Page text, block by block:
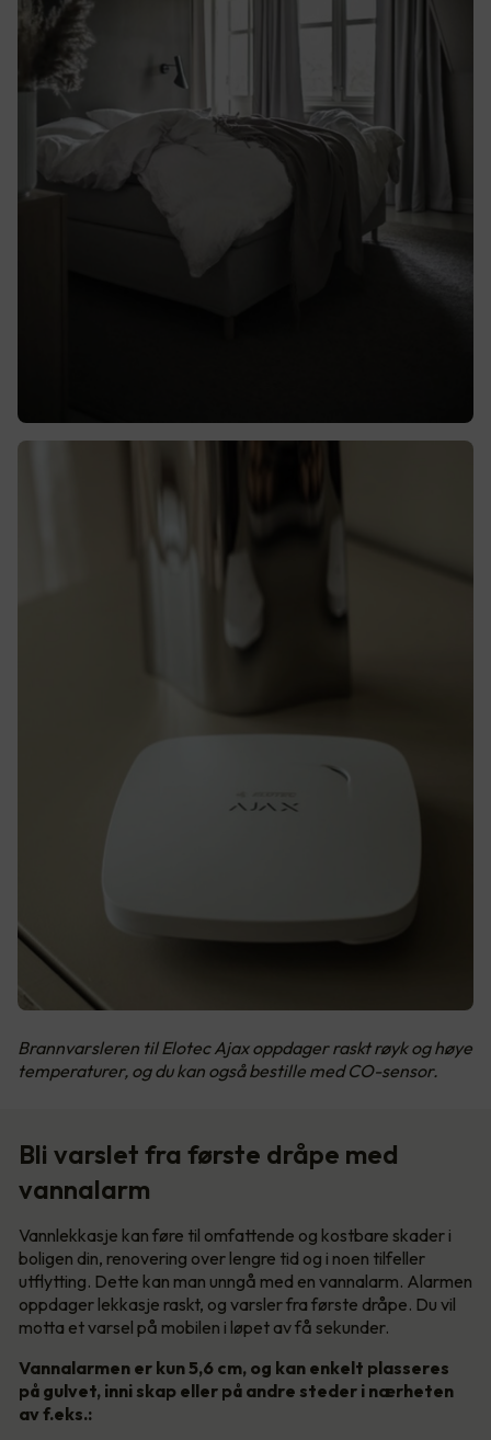
Brannvarsleren til Elotec Ajax oppdager raskt røyk og høye
temperaturer, og du kan også bestille med CO-sensor.
Bli varslet fra første dråpe med
vannalarm
Vannlekkasje kan føre til omfattende og kostbare skader i
boligen din, renovering over lengre tid og i noen tilfeller
utflytting. Dette kan man unngå med en vannalarm. Alarmen
oppdager lekkasje raskt, og varsler fra første dråpe. Du vil
motta et varsel på mobilen i løpet av få sekunder.
Vannalarmen er kun 5,6 cm, og kan enkelt plasseres
på gulvet, inni skap eller på andre steder i nærheten
av f.eks.: